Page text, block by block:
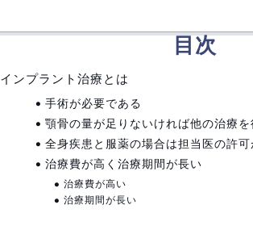
目次
インプラント治療とは
手術が必要である
顎骨の量が足りないければ他の治療
全身疾患と服薬の場合は担当医の許
治療費が高く治療期間が長い
治療費が高い
治療期間が長い